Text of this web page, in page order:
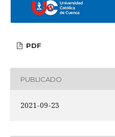
PDF
PUBLICADO
2021-09-23